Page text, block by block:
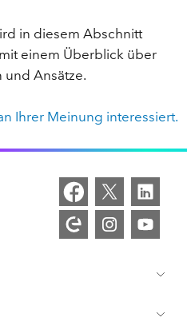
in diesem Abschnitt
einem Überblick über
Ansätze.
Ihrer Meinung interessiert.